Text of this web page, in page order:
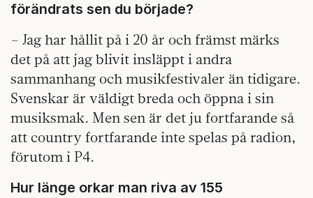
förändrats sen du började?
– Jag har hållit på i 20 år och främst märks
det på att jag blivit insläppt i andra
sammanhang och musikfestivaler än tidigare.
Svenskar är väldigt breda och öppna i sin
musiksmak. Men sen är det ju fortfarande så
att country fortfarande inte spelas på radion,
förutom i P4.
Hur länge orkar man riva av 155